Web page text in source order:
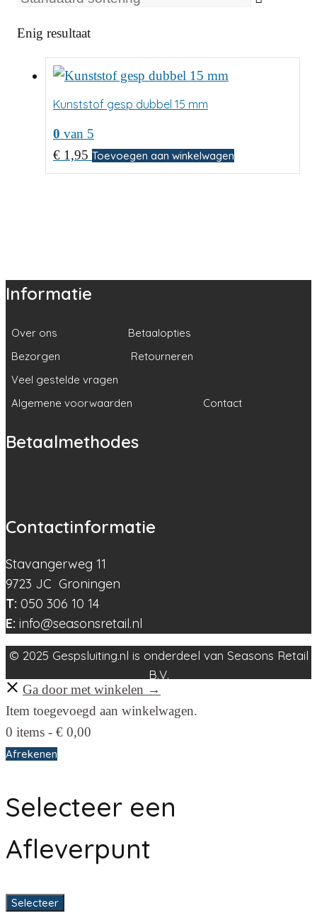
Enig resultaat
Kunststof gesp dubbel 15 mm
0 van 5
€ 1,95 Toevoegen aan winkelwagen
Informatie
Over ons
Betaalopties
Bezorgen
Retourneren
Veel gestelde vragen
Algemene voorwaarden
Contact
Betaalmethodes
Contactinformatie
Stavangerweg 11
9723 JC Groningen
T: 050 306 10 14
E: info@seasonsretail.nl
© 2025 Gespsluiting.nl is onderdeel van Seasons Retail
B.V.
Ga door met winkelen →
Item toegevoegd aan winkelwagen.
0 items - € 0,00
Afrekenen
Selecteer een
Afleverpunt
Selecteer